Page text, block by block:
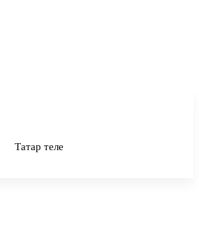
Татар теле